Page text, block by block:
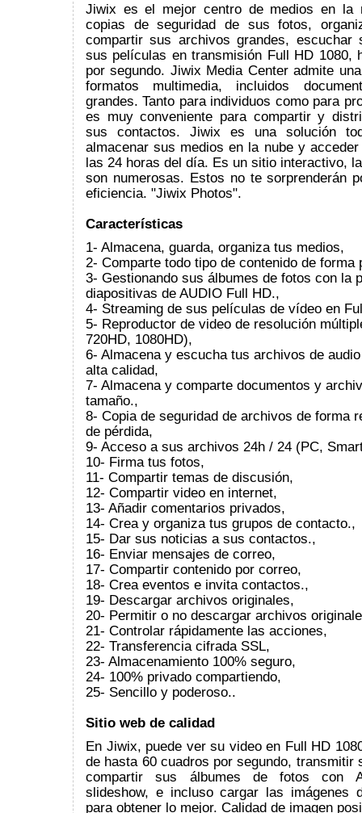
Jiwix es el mejor centro de medios en la
copias de seguridad de sus fotos,
compartir sus archivos grandes,
sus películas en transmisión Full HD 1080,
por segundo. Jiwix Media Center admite
formatos multimedia, incluidos
grandes. Tanto para individuos como para
es muy conveniente para compartir y
sus contactos. Jiwix es una solución
almacenar sus medios en la nube y
las 24 horas del día. Es un sitio interactivo,
son numerosas. Estos no te sorprenderán
eficiencia. "Jiwix Photos".
Características
1- Almacena, guarda, organiza tus medios,
2- Comparte todo tipo de contenido de forma
3- Gestionando sus álbumes de fotos con la
diapositivas de AUDIO Full HD.,
4- Streaming de sus películas de vídeo en
5- Reproductor de video de resolución
720HD, 1080HD),
6- Almacena y escucha tus archivos de
alta calidad,
7- Almacena y comparte documentos y
tamaño.,
8- Copia de seguridad de archivos de forma
de pérdida,
9- Acceso a sus archivos 24h / 24 (PC,
10- Firma tus fotos,
11- Compartir temas de discusión,
12- Compartir video en internet,
13- Añadir comentarios privados,
14- Crea y organiza tus grupos de contacto.,
15- Dar sus noticias a sus contactos.,
16- Enviar mensajes de correo,
17- Compartir contenido por correo,
18- Crea eventos e invita contactos.,
19- Descargar archivos originales,
20- Permitir o no descargar archivos
21- Controlar rápidamente las acciones,
22- Transferencia cifrada SSL,
23- Almacenamiento 100% seguro,
24- 100% privado compartiendo,
25- Sencillo y poderoso..
Sitio web de calidad
En Jiwix, puede ver su video en Full HD
de hasta 60 cuadros por segundo, transmitir
compartir sus álbumes de fotos con
slideshow, e incluso cargar las imágenes
para obtener lo mejor. Calidad de imagen